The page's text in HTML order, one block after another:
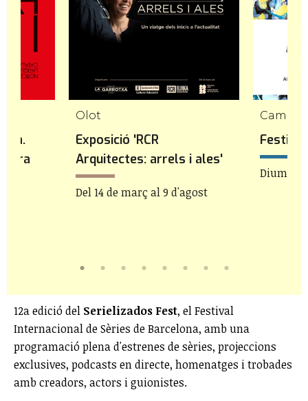
Olot
Exposició 'RCR
Arquitectes: arrels i ales'
Del 14 de març al 9 d'agost
12a edició del Serielizados Fest, el Festival
Internacional de Sèries de Barcelona, amb una
programació plena d'estrenes de sèries, projeccions
exclusives, podcasts en directe, homenatges i trobades
amb creadors, actors i guionistes.